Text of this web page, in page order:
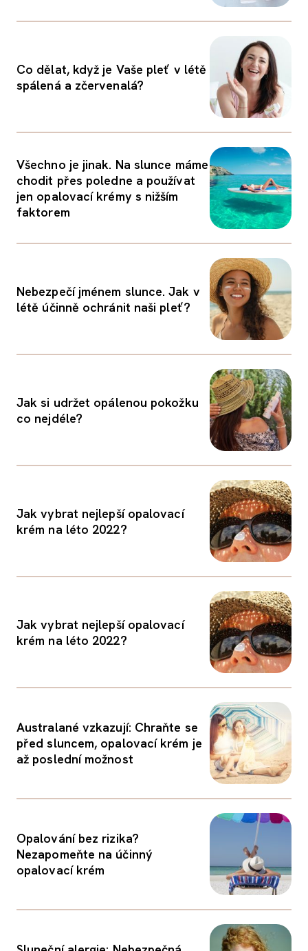
Co dělat, když je Vaše pleť v létě
spálená a zčervenalá?
Všechno je jinak. Na slunce máme
chodit přes poledne a používat
jen opalovací krémy s nižším
faktorem
Nebezpečí jménem slunce. Jak v
létě účinně ochránit naši pleť?
Jak si udržet opálenou pokožku
co nejdéle?
Jak vybrat nejlepší opalovací
krém na léto 2022?
Jak vybrat nejlepší opalovací
krém na léto 2022?
Australané vzkazují: Chraňte se
před sluncem, opalovací krém je
až poslední možnost
Opalování bez rizika?
Nezapomeňte na účinný
opalovací krém